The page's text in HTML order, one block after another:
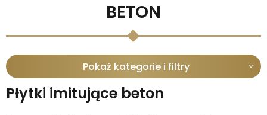
BETON
Pokaż kategorie i filtry
Płytki imitujące beton